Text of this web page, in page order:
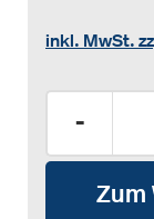
inkl. MwSt.
-
Zum